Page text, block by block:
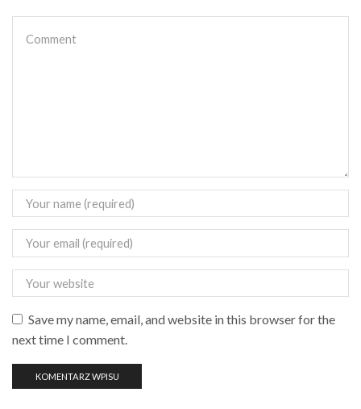
Save my name, email, and website in this browser for the
next time I comment.